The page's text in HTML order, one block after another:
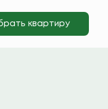
квартиру